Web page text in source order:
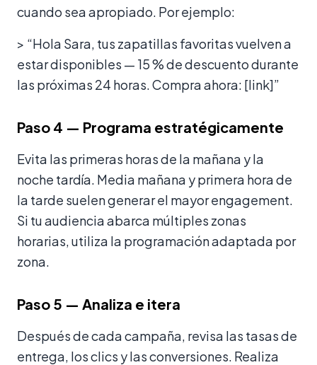
cuando sea apropiado. Por ejemplo:
> “Hola Sara, tus zapatillas favoritas vuelven a
estar disponibles — 15 % de descuento durante
las próximas 24 horas. Compra ahora: [link]”
Paso 4 — Programa estratégicamente
Evita las primeras horas de la mañana y la
noche tardía. Media mañana y primera hora de
la tarde suelen generar el mayor engagement.
Si tu audiencia abarca múltiples zonas
horarias, utiliza la programación adaptada por
zona.
Paso 5 — Analiza e itera
Después de cada campaña, revisa las tasas de
entrega, los clics y las conversiones. Realiza